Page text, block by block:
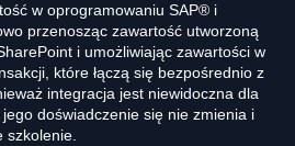
w oprogramowaniu SAP® i
przenosząc zawartość utworzoną
i umożliwiając zawartości w
które łączą się bezpośrednio z
integracja jest niewidoczna dla
doświadczenie się nie zmienia i
szkolenie.